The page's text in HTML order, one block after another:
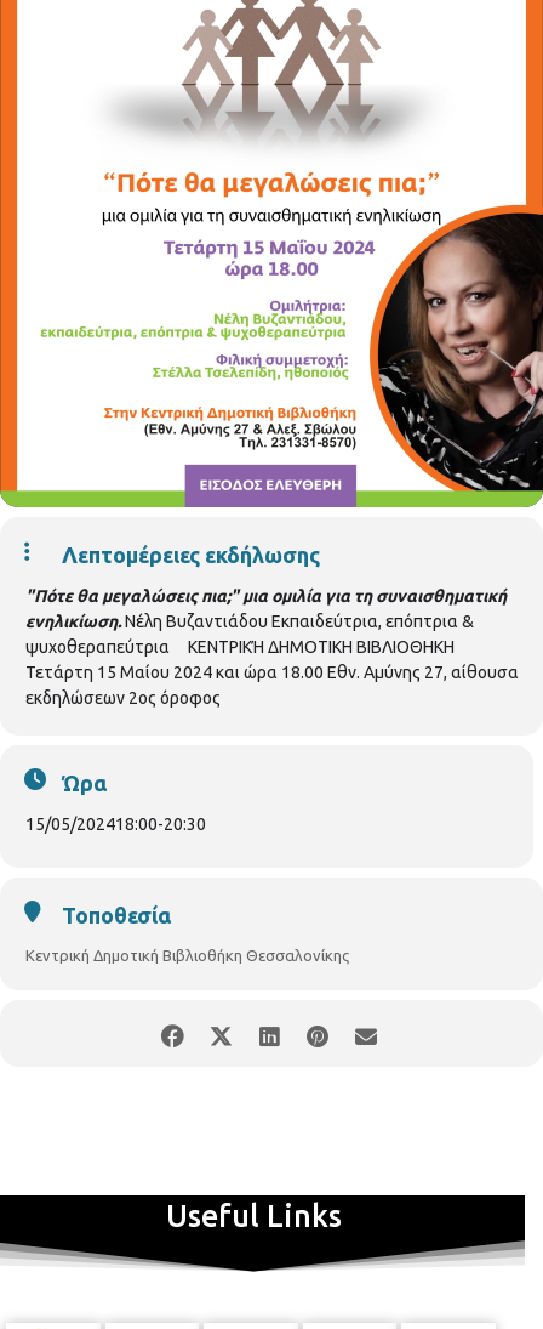
Λεπτομέρειες εκδήλωσης
"Πότε θα μεγαλώσεις πια;" μια ομιλία για τη συναισθηματική
ενηλικίωση.Νέλη Βυζαντιάδου Εκπαιδεύτρια, επόπτρια &
ψυχοθεραπεύτρια ΚΕΝΤΡΙΚΉ ΔΗΜΟΤΙΚΗ ΒΙΒΛΙΟΘΗΚΗ
Τετάρτη 15 Μαίου 2024 και ώρα 18.00 Εθν. Αμύνης 27, αίθουσα
εκδηλώσεων 2ος όροφος
Ώρα
15/05/202418:00-20:30
Τοποθεσία
Κεντρική Δημοτική Βιβλιοθήκη Θεσσαλονίκης
Useful Links